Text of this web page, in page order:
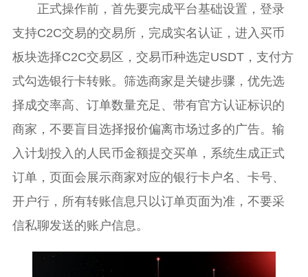
正式操作前，首先要完成平台基础设置，登录
支持C2C交易的交易所，完成实名认证，进入买币
板块选择C2C交易区，交易币种选定USDT，支付方
式勾选银行卡转账。筛选商家是关键步骤，优先选
择成交率高、订单数量充足、带有官方认证标识的
商家，不要盲目选择报价偏离市场过多的广告。输
入计划投入的人民币金额提交买单，系统生成正式
订单，页面会展示商家对应的银行卡户名、卡号、
开户行，所有转账信息只以订单页面为准，不要采
信私聊发送的账户信息。